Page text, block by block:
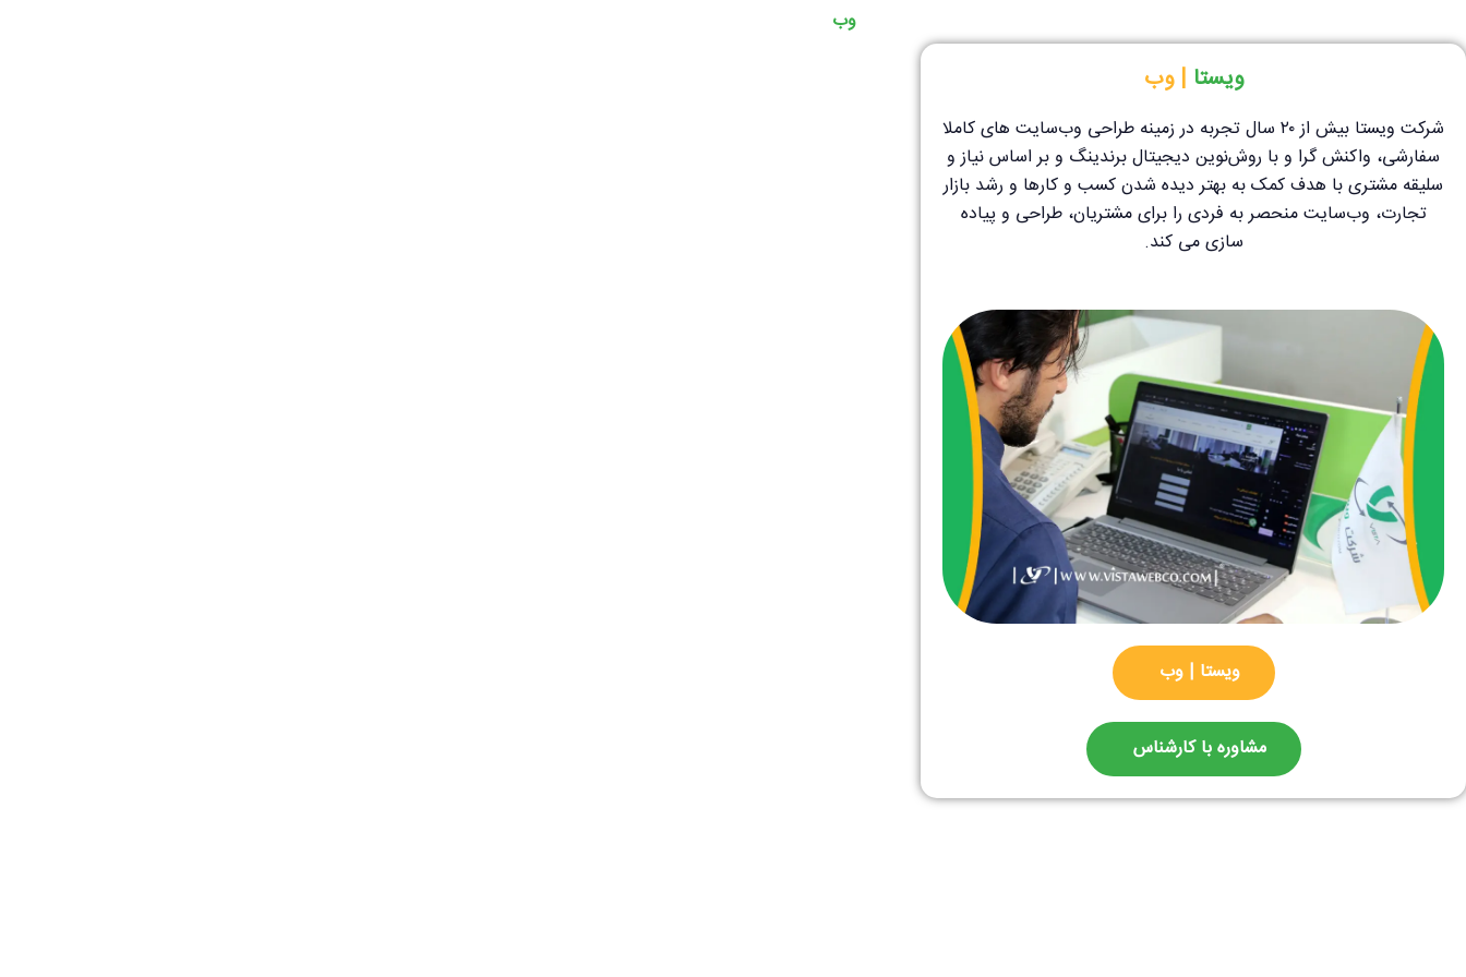
وب
ویستا ‌ | وب
شرکت ویستا بیش از ۲۰ سال تجربه در زمینه طراحی وب‌سایت های کاملا
سفارشی، واکنش گرا و با روش‌نوین دیجیتال برندینگ و بر اساس نیاز و
سلیقه مشتری با هدف کمک به بهتر دیده شدن کسب و کارها و رشد بازار
تجارت، وب‌سایت منحصر به فردی را برای مشتریان، طراحی و پیاده
سازی می کند.
ویستا | وب
مشاوره با کارشناس